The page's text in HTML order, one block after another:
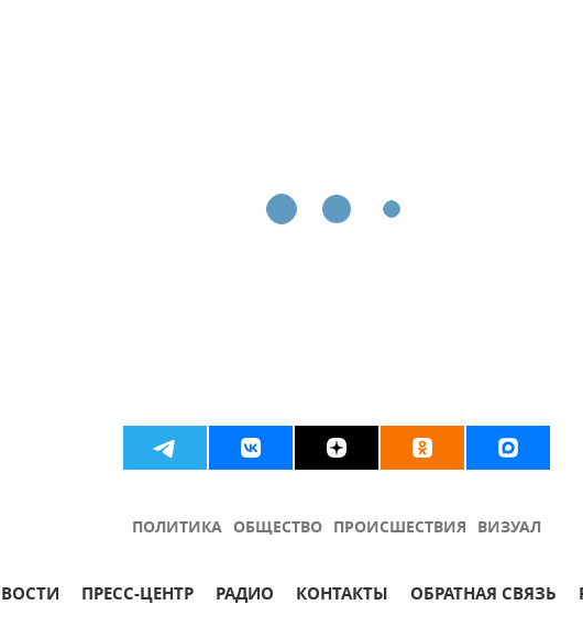
ПОЛИТИКА ОБЩЕСТВО ПРОИСШЕСТВИЯ ВИЗУАЛ
ПРЕСС-ЦЕНТР РАДИО КОНТАКТЫ ОБРАТНАЯ СВЯЗЬ